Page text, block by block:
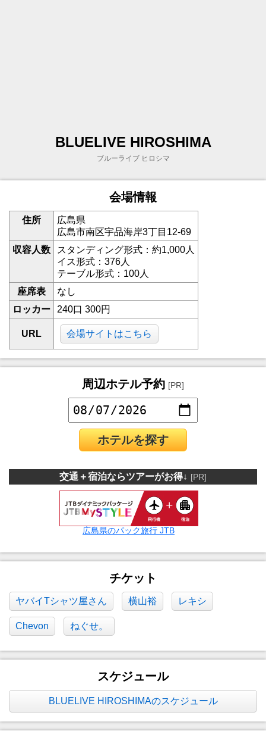
BLUELIVE HIROSHIMA
ブルーライブ ヒロシマ
会場情報
住所
広島県
広島市南区宇品海岸3丁目12-69
収容人数
スタンディング形式：約1,000人
イス形式：376人
テーブル形式：100人
座席表
なし
ロッカー
240口 300円
URL 会場サイトはこちら
周辺ホテル予約 [PR]
ホテルを探す
交通＋宿泊ならツアーがお得↓ [PR]
広島県のパック旅行 JTB
チケット
ヤバイTシャツ屋さん 横山裕 レキシ
Chevon ねぐせ。
スケジュール
BLUELIVE HIROSHIMAのスケジュール